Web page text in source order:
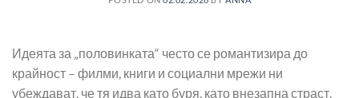
Идеята за „половинката“ често се романтизира до
крайност – филми, книги и социални мрежи ни
убеждават, че тя идва като буря, като внезапна страст,